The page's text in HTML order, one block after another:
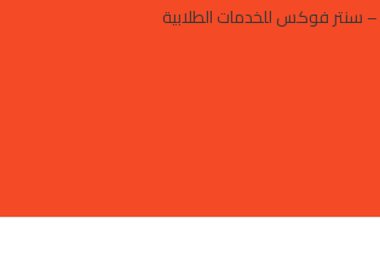
– سنتر فوكس للخدمات الطلابية